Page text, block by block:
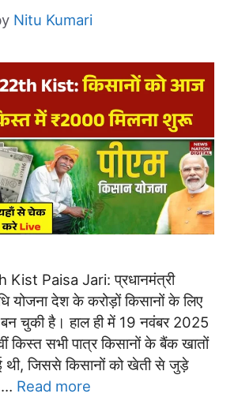
Nitu Kumari
Paisa Jari: प्रधानमंत्री
योजना देश के करोड़ों किसानों के लिए
चुकी है। हाल ही में 19 नवंबर 2025
किस्त सभी पात्र किसानों के बैंक खातों
थी, जिससे किसानों को खेती से जुड़े
… Read more